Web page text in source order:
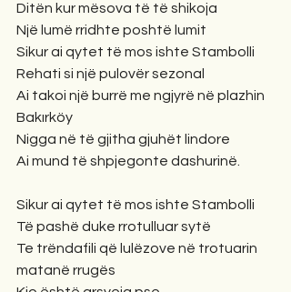
Ditën kur mësova të të shikoja
Një lumë rridhte poshtë lumit
Sikur ai qytet të mos ishte Stambolli
Rehati si një pulovër sezonal
Ai takoi një burrë me ngjyrë në plazhin
Bakırköy
Nigga në të gjitha gjuhët lindore
Ai mund të shpjegonte dashurinë.
Sikur ai qytet të mos ishte Stambolli
Të pashë duke rrotulluar sytë
Te trëndafili që lulëzove në trotuarin
matanë rrugës